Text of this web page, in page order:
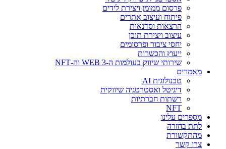
פרסום ממומן ויצירת לידים
פיתוח ועיצוב אתרים
הרצאות וסדנאות
עיצוב ויצירת תוכן
יחסי ציבור ופרסומים
ייעוץ והכשרות
שירותי שיווק בעולמות ה-WEB 3 וה-NFT
מאמרים
טכנולוגית AI
דיגיטל ואסטרטגיה שיווקית
רשתות חברתיות
NFT
מספרים עלינו
לתת בחזרה
מהתקשורת
צרו קשר